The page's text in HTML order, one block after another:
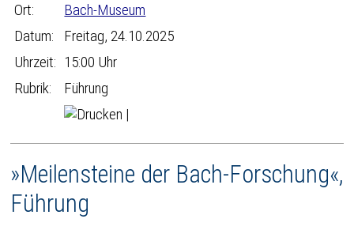
Ort:
Bach-Museum
Datum:
Freitag, 24.10.2025
Uhrzeit: 15:00 Uhr
Rubrik:
Führung
|
»Meilensteine der Bach-Forschung«,
Führung